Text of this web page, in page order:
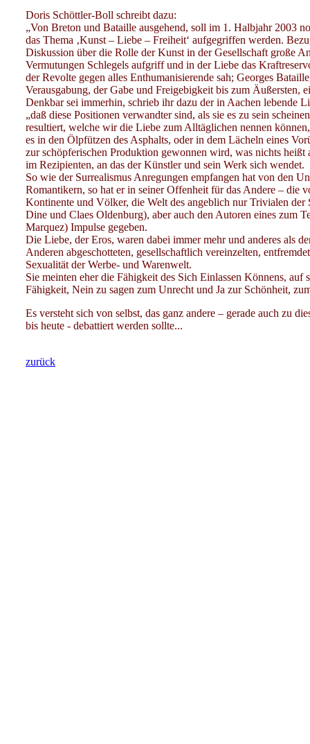
Doris Schöttler-Boll schreibt dazu:
„Von Breton und Bataille ausgehend, soll im 1. Halbjahr
das Thema ‚Kunst – Liebe – Freiheit‘ aufgegriffen werden.
Diskussion über die Rolle der Kunst in der Gesellschaft große
Vermutungen Schlegels aufgriff und in der Liebe das
der Revolte gegen alles Enthumanisierende sah; Georges
Verausgabung, der Gabe und Freigebigkeit bis zum Äußersten,
Denkbar sei immerhin, schrieb ihr dazu der in Aachen lebende
„daß diese Positionen verwandter sind, als sie es zu sein
resultiert, welche wir die Liebe zum Alltäglichen nennen
es in den Ölpfützen des Asphalts, oder in dem Lächeln eines
zur schöpferischen Produktion gewonnen wird, was nichts
im Rezipienten, an das der Künstler und sein Werk sich wendet.
So wie der Surrealismus Anregungen empfangen hat von den
Romantikern, so hat er in seiner Offenheit für das Andere – die
Kontinente und Völker, die Welt des angeblich nur Trivialen
Dine und Claes Oldenburg), aber auch den Autoren eines zum
Marquez) Impulse gegeben.
Die Liebe, der Eros, waren dabei immer mehr und anderes als
Anderen abgeschotteten, gesellschaftlich vereinzelten,
Sexualität der Werbe- und Warenwelt.
Sie meinten eher die Fähigkeit des Sich Einlassen Könnens,
Fähigkeit, Nein zu sagen zum Unrecht und Ja zur Schönheit,
Es versteht sich von selbst, das ganz andere – gerade auch zu
bis heute - debattiert werden sollte...
zurück